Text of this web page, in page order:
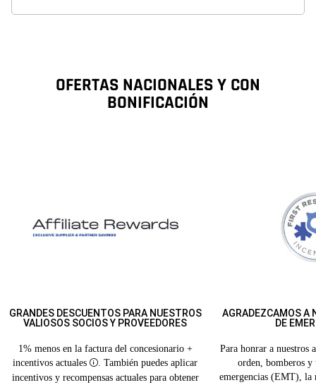
button
OFERTAS NACIONALES Y CON
BONIFICACIÓN
GRANDES DESCUENTOS PARA NUESTROS
VALIOSOS SOCIOS Y PROVEEDORES
1% menos en la factura del concesionario +
incentivosactuales
Disclosure
. También puedes aplicar
incentivos y recompensas actuales para obtener
AGRADEZCAMOS A
DE
Para honrar a nuestros
orden, bomberos y
emergencias (EMT), la